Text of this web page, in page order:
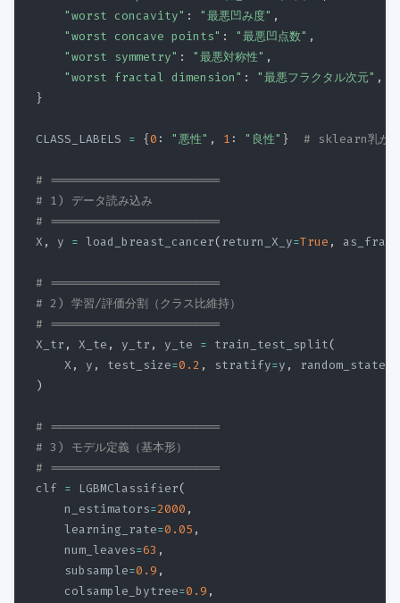
"worst concavity" : "最悪凹み度" ,
"worst concave points" : "最悪凹点数" ,
"worst symmetry" : "最悪対称性" ,
"worst fractal dimension" : "最悪フラクタル次元" ,
}
CLASS_LABELS = {0 : "悪性" , 1 : "良性" } # sklearn乳が
# ========================
# 1) データ読み込み
# ========================
X , y = load_breast_cancer(return_X_y=True , as_frame
# ========================
# 2) 学習/評価分割（クラス比維持）
# ========================
X_tr , X_te , y_tr , y_te = train_test_split(
    X
, y , test_size=0.2 , stratify=y , random_state
)
# ========================
# 3) モデル定義（基本形）
# ========================
clf = LGBMClassifier(
    n_estimators
=2000 ,
    learning_rate
=0.05 ,
    num_leaves
=63 ,
    subsample
=0.9 ,
    colsample_bytree
=0.9 ,